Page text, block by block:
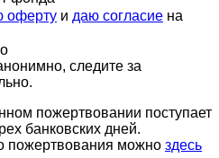
оферту и даю согласие на
следите за
пожертвовании поступает
банковских дней.
пожертвования можно здесь